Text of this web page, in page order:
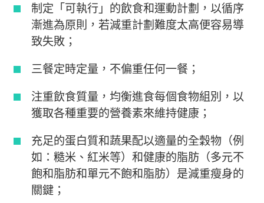
制定「可執行」的飲食和運動計劃，以循序
漸進為原則，若減重計劃難度太高便容易導
致失敗；
三餐定時定量，不偏重任何一餐；
注重飲食質量，均衡進食每個食物組別，以
獲取各種重要的營養素來維持健康；
充足的蛋白質和蔬果配以適量的全穀物（例
如：糙米、紅米等）和健康的脂肪（多元不
飽和脂肪和單元不飽和脂肪）是減重瘦身的
關鍵；